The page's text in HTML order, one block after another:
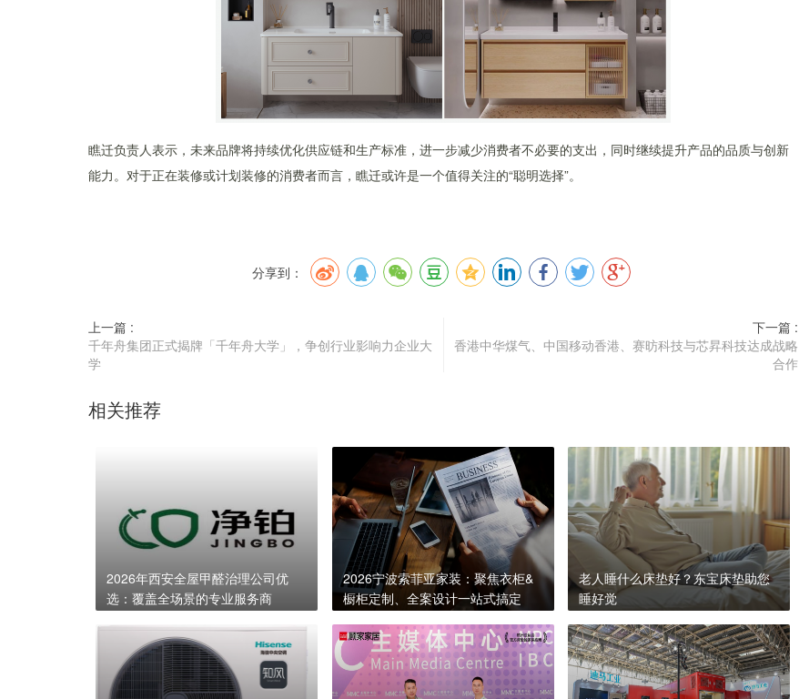
瞧迁负责人表示，未来品牌将持续优化供应链和生产标准，进一步减少消费者不必要的支出，同时继续提升产品的品质与创新
能力。对于正在装修或计划装修的消费者而言，瞧迁或许是一个值得关注的“聪明选择”。
分享到：
上一篇 :
千年舟集团正式揭牌「千年舟大学」，争创行业影响力企业大
学
下一篇 :
香港中华煤气、中国移动香港、赛昉科技与芯昇科技达成战略
合作
相关推荐
2026年西安全屋甲醛治理公司优
选：覆盖全场景的专业服务商
2026宁波索菲亚家装：聚焦衣柜&
橱柜定制、全案设计一站式搞定
老人睡什么床垫好？东宝床垫助您
睡好觉